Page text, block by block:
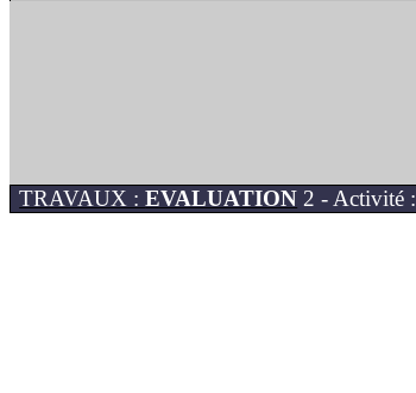
TRAVAUX :EVALUATION 2 - Activité :